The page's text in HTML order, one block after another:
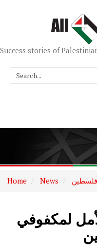
Success stories of
Home News فلسطين
لمكفوفي